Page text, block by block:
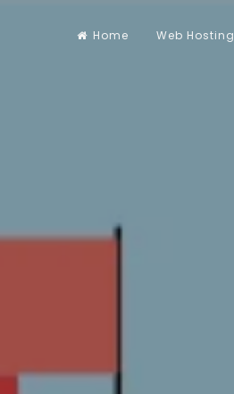
Home Web Hosting